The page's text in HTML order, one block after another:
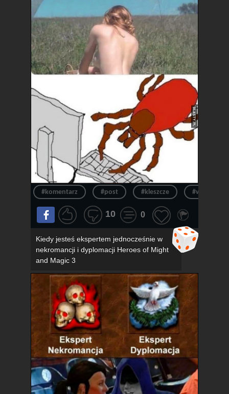
#komentarz #post #kleszcze #wpis
10 0
Kiedy jesteś ekspertem jednocześnie w
nekromancji i dyplomacji Heroes of Might
and Magic 3